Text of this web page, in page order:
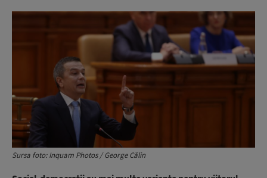
Sursa foto: Inquam Photos / George Călin